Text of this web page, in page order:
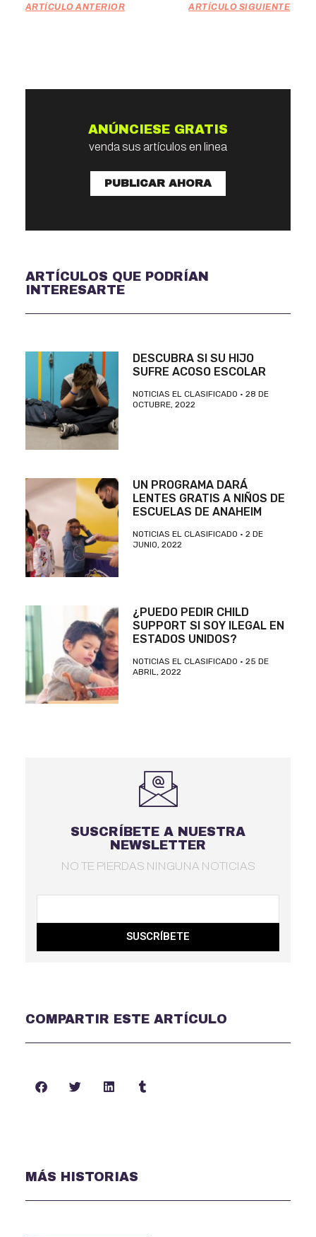
ARTÍCULO ANTERIOR ARTÍCULO SIGUIENTE
ANÚNCIESE GRATIS
venda sus artículos en linea
PUBLICAR AHORA
ARTÍCULOS QUE PODRÍAN
INTERESARTE
DESCUBRA SI SU HIJO
SUFRE ACOSO ESCOLAR
NOTICIAS EL CLASIFICADO
28 DE
OCTUBRE, 2022
UN PROGRAMA DARÁ
LENTES GRATIS A NIÑOS DE
ESCUELAS DE ANAHEIM
NOTICIAS EL CLASIFICADO
2 DE
JUNIO, 2022
¿PUEDO PEDIR CHILD
SUPPORT SI SOY ILEGAL EN
ESTADOS UNIDOS?
NOTICIAS EL CLASIFICADO
25 DE
ABRIL, 2022
SUSCRÍBETE A NUESTRA
NEWSLETTER
NO TE PIERDAS NINGUNA NOTICIAS
SUSCRÍBETE
COMPARTIR ESTE ARTÍCULO
MÁS HISTORIAS